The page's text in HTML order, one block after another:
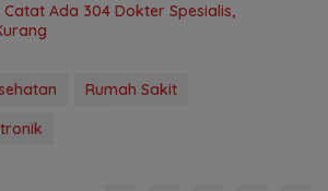
Ada 304 Dokter Spesialis,
Rumah Sakit